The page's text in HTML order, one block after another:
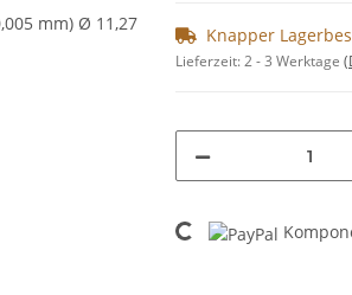
Knapper
Lieferzeit:2 - 3 Werktage
Loading...